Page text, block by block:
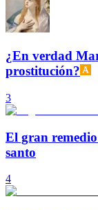
¿En verdad
prostitución?
3
El gran
santo
4